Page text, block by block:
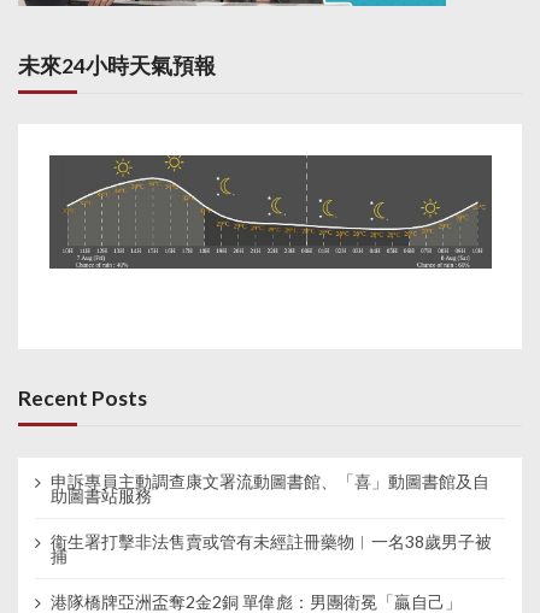
未來24小時天氣預報
Recent Posts
申訴專員主動調查康文署流動圖書館、「喜」動圖書館及自
助圖書站服務
衞生署打擊非法售賣或管有未經註冊藥物︱一名38歲男子被
捕
港隊橋牌亞洲盃奪2金2銅 單偉彪：男團衛冕「贏自己」